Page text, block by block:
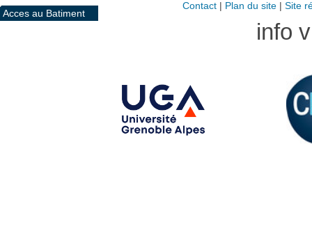
Acces au Batiment
Contact| Plan du site| Site
info